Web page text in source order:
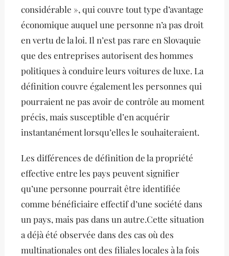
considérable », qui couvre tout type d’avantage
économique auquel une personne n’a pas droit
en vertu de la loi. Il n’est pas rare en Slovaquie
que des entreprises autorisent des hommes
politiques à conduire leurs voitures de luxe. La
définition couvre également les personnes qui
pourraient ne pas avoir de contrôle au moment
précis, mais susceptible d’en acquérir
instantanément lorsqu’elles le souhaiteraient.
Les différences de définition de la propriété
effective entre les pays peuvent signifier
qu’une personne pourrait être identifiée
comme bénéficiaire effectif d’une société dans
un pays, mais pas dans un autre.Cette situation
a déjà été observée dans des cas où des
multinationales ont des filiales locales à la fois